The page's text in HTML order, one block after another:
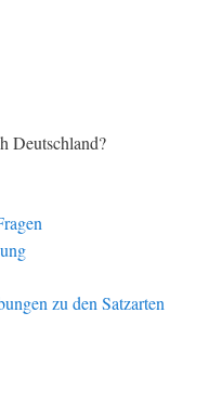
Deutschland?
zu den Satzarten